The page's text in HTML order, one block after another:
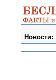
Новости: